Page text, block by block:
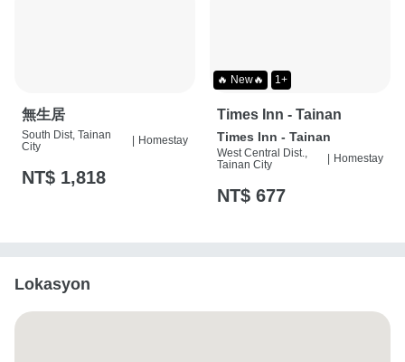
無生居
South Dist, Tainan
City
Homestay
NT$ 1,818
🔥 New🔥 1+
Times Inn - Tainan
Times Inn - Tainan
West Central Dist.,
Tainan City
Homestay
NT$ 677
Lokasyon